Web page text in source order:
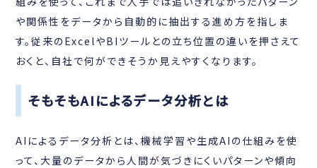
や関係性をデータから自動的に抽出する進め方を指しま
す。従来のExcelやBIツールとの立ち位置の違いを押さえて
おくと、自社で何ができそうか見えやすくなります。
そもそもAIによるデータ分析とは
AIによるデータ分析とは、機械学習や生成AIの仕組みを使
って、大量のデータから人間が気づきにくいパターンや傾向